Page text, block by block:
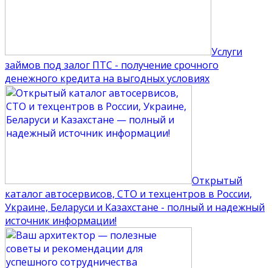
Услуги
займов под залог ПТС - получение срочного
денежного кредита на выгодных условиях
Открытый
каталог автосервисов, СТО и техцентров в России,
Украине, Беларуси и Казахстане - полный и надежный
источник информации!